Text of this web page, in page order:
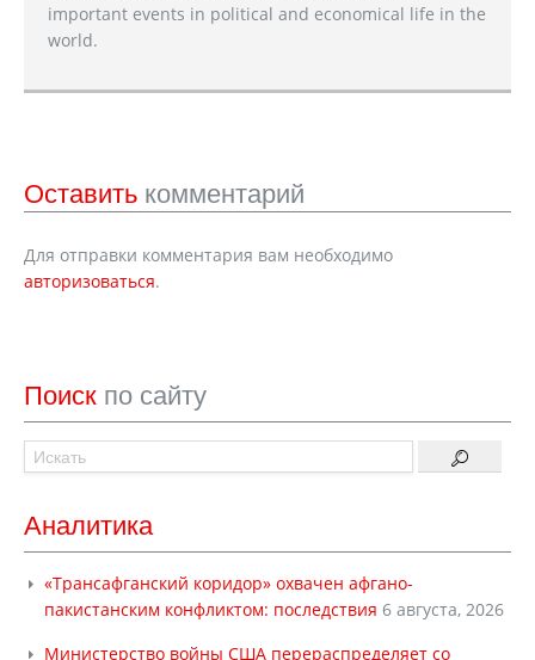
important events in political and economical life in the
world.
Оставить комментарий
Для отправки комментария вам необходимо
авторизоваться.
Поиск по сайту
Аналитика
«Трансафганский коридор» охвачен афгано-
пакистанским конфликтом: последствия 6 августа, 2026
Министерство войны США перераспределяет со